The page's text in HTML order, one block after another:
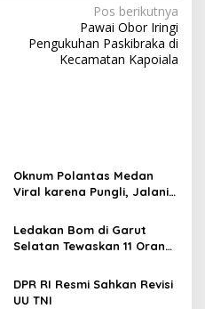
Pos berikutnya
Pawai Obor Iringi
Pengukuhan Paskibraka di
Kecamatan Kapoiala
Oknum Polantas Medan
Viral karena Pungli, Jalani
Publik
Ledakan Bom di Garut
Selatan Tewaskan 11 Orang,
DPR RI Resmi Sahkan Revisi
UU TNI